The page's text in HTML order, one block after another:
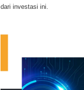
dari investasi ini.